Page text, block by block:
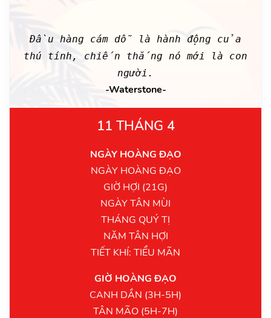
Đầu hàng cám dỗ là hành động của
thú tính, chiến thắng nó mới là con
người.
-Waterstone-
11 THÁNG 4
NGÀY HOÀNG ĐẠO
NGÀY HOÀNG ĐẠO
GIỜ HỢI (21G)
NGÀY TÂN MÙI
THÁNG QUÝ TỊ
NĂM TÂN HỢI
TIẾT KHÍ: TIỂU MÃN
GIỜ HOÀNG ĐẠO
CANH DẦN (3H-5H)
TÂN MÃO (5H-7H)